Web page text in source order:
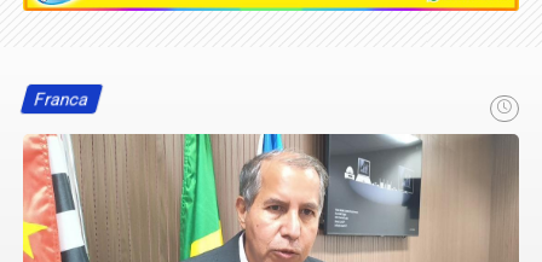
Franca